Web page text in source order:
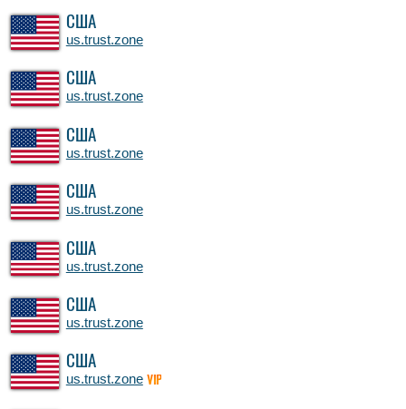
США
us.trust.zone
США
us.trust.zone
США
us.trust.zone
США
us.trust.zone
США
us.trust.zone
США
us.trust.zone
США
us.trust.zone VIP